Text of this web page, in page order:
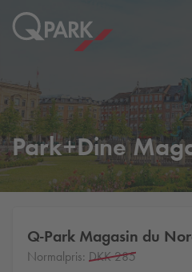
Park+Dine
Q-Park Magasin du
Normalpris: DKK 285